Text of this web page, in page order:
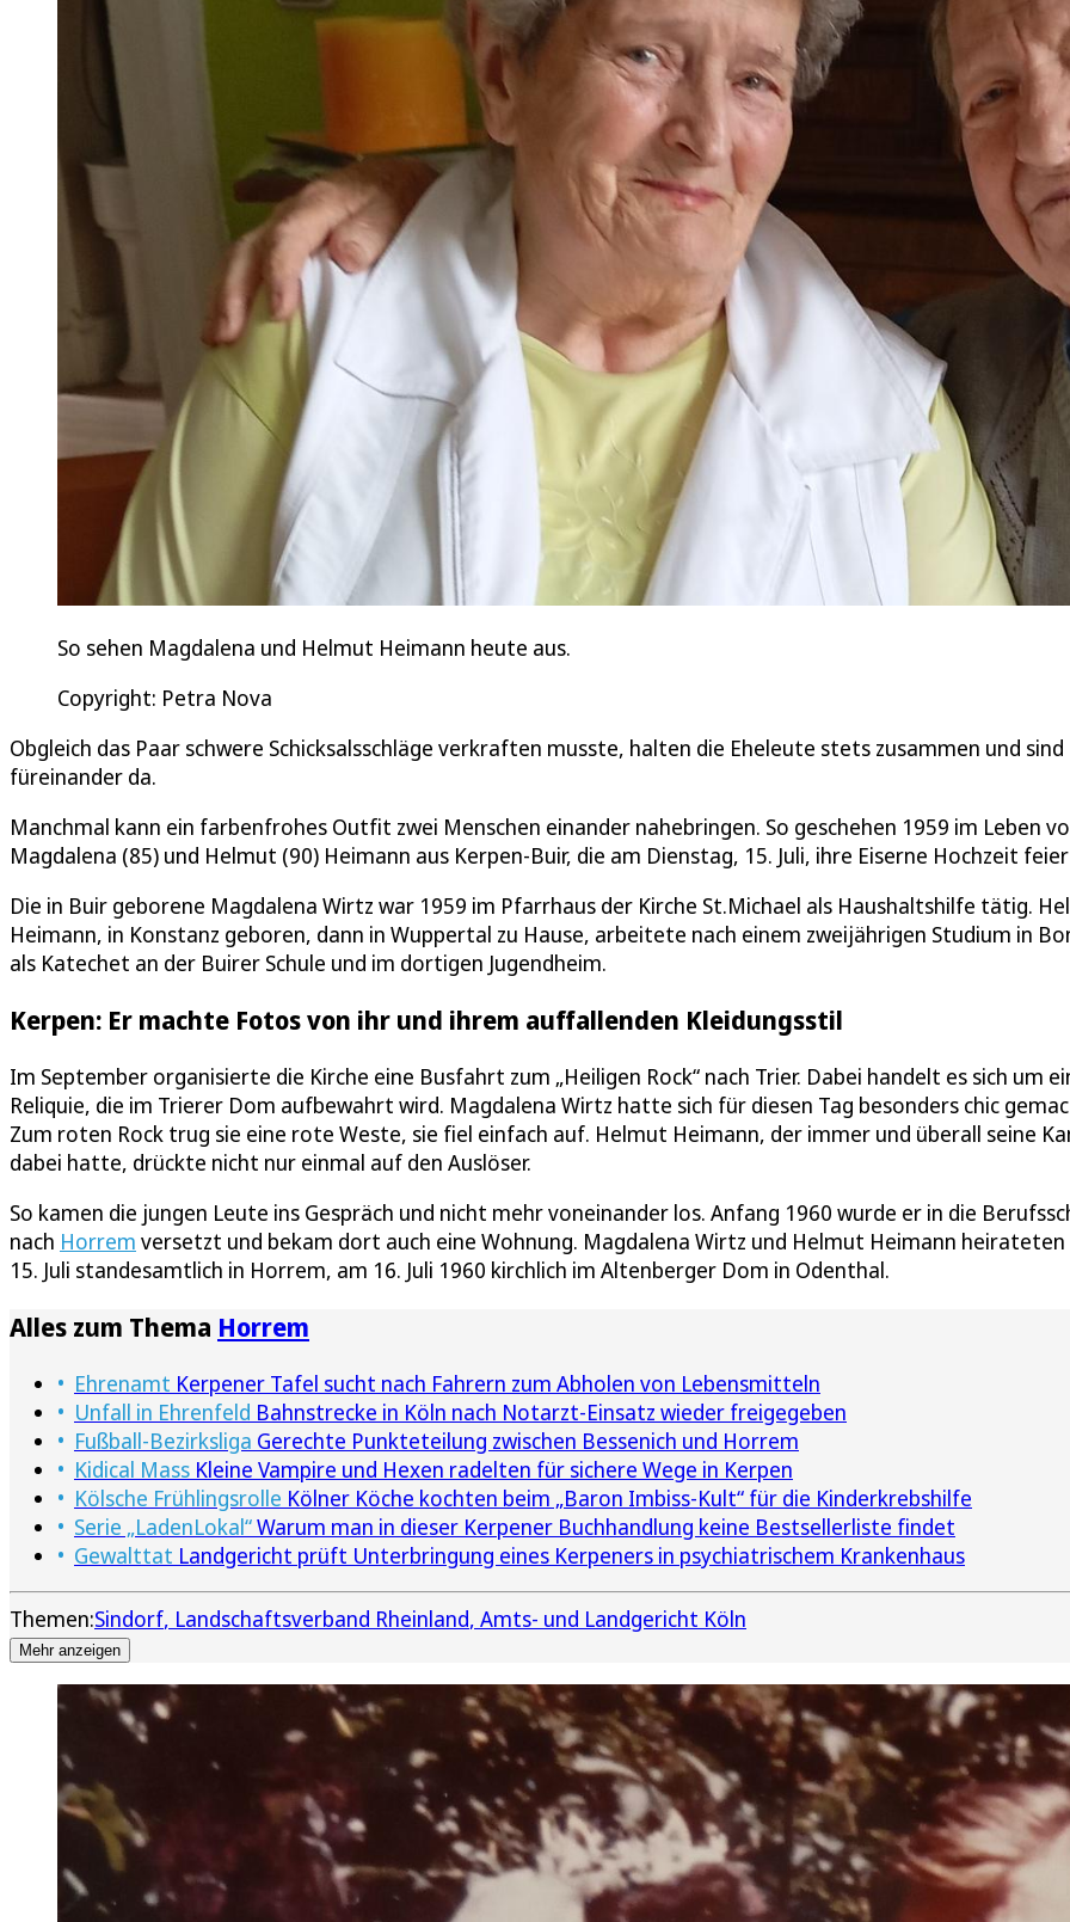
So sehen Magdalena und Helmut Heimann heute aus.
Copyright: Petra Nova
Obgleich das Paar schwere Schicksalsschläge verkraften musste, halten die Eheleute stets zusammen und sind
füreinander da.
Manchmal kann ein farbenfrohes Outfit zwei Menschen einander nahebringen. So geschehen 1959 im Leben
Magdalena (85) und Helmut (90) Heimann aus Kerpen-Buir, die am Dienstag, 15. Juli, ihre Eiserne Hochzeit
Die in Buir geborene Magdalena Wirtz war 1959 im Pfarrhaus der Kirche St.Michael als Haushaltshilfe tätig.
Heimann, in Konstanz geboren, dann in Wuppertal zu Hause, arbeitete nach einem zweijährigen Studium in
als Katechet an der Buirer Schule und im dortigen Jugendheim.
Kerpen: Er machte Fotos von ihr und ihrem auffallenden Kleidungsstil
Im September organisierte die Kirche eine Busfahrt zum „Heiligen Rock“ nach Trier. Dabei handelt es sich um
Reliquie, die im Trierer Dom aufbewahrt wird. Magdalena Wirtz hatte sich für diesen Tag besonders chic
Zum roten Rock trug sie eine rote Weste, sie fiel einfach auf. Helmut Heimann, der immer und überall seine
dabei hatte, drückte nicht nur einmal auf den Auslöser.
So kamen die jungen Leute ins Gespräch und nicht mehr voneinander los. Anfang 1960 wurde er in die
nach Horrem versetzt und bekam dort auch eine Wohnung. Magdalena Wirtz und Helmut Heimann
15. Juli standesamtlich in Horrem, am 16. Juli 1960 kirchlich im Altenberger Dom in Odenthal.
Alles zum Thema Horrem
Ehrenamt Kerpener Tafel sucht nach Fahrern zum Abholen von Lebensmitteln
Unfall in Ehrenfeld Bahnstrecke in Köln nach Notarzt-Einsatz wieder freigegeben
Fußball-Bezirksliga Gerechte Punkteteilung zwischen Bessenich und Horrem
Kidical Mass Kleine Vampire und Hexen radelten für sichere Wege in Kerpen
Kölsche Frühlingsrolle Kölner Köche kochten beim „Baron Imbiss-Kult“ für die Kinderkrebshilfe
Serie „LadenLokal“Warum man in dieser Kerpener Buchhandlung keine Bestsellerliste findet
Gewalttat Landgericht prüft Unterbringung eines Kerpeners in psychiatrischem Krankenhaus
Themen:Sindorf Landschaftsverband Rheinland Amts- und Landgericht Köln
Mehr anzeigen